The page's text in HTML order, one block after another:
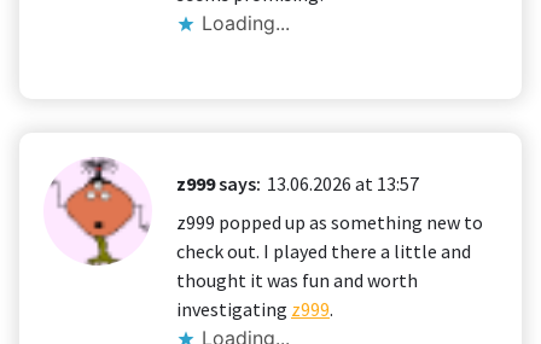
Loading...
z999says: 13.06.2026 at 13:57
z999 popped up as something new to
check out. I played there a little and
thought it was fun and worth
investigating z999.
Loading...